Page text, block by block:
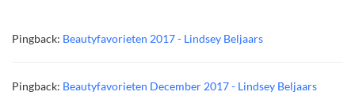
Pingback: Beautyfavorieten 2017 - Lindsey Beljaars
Pingback: Beautyfavorieten December 2017 - Lindsey Beljaars